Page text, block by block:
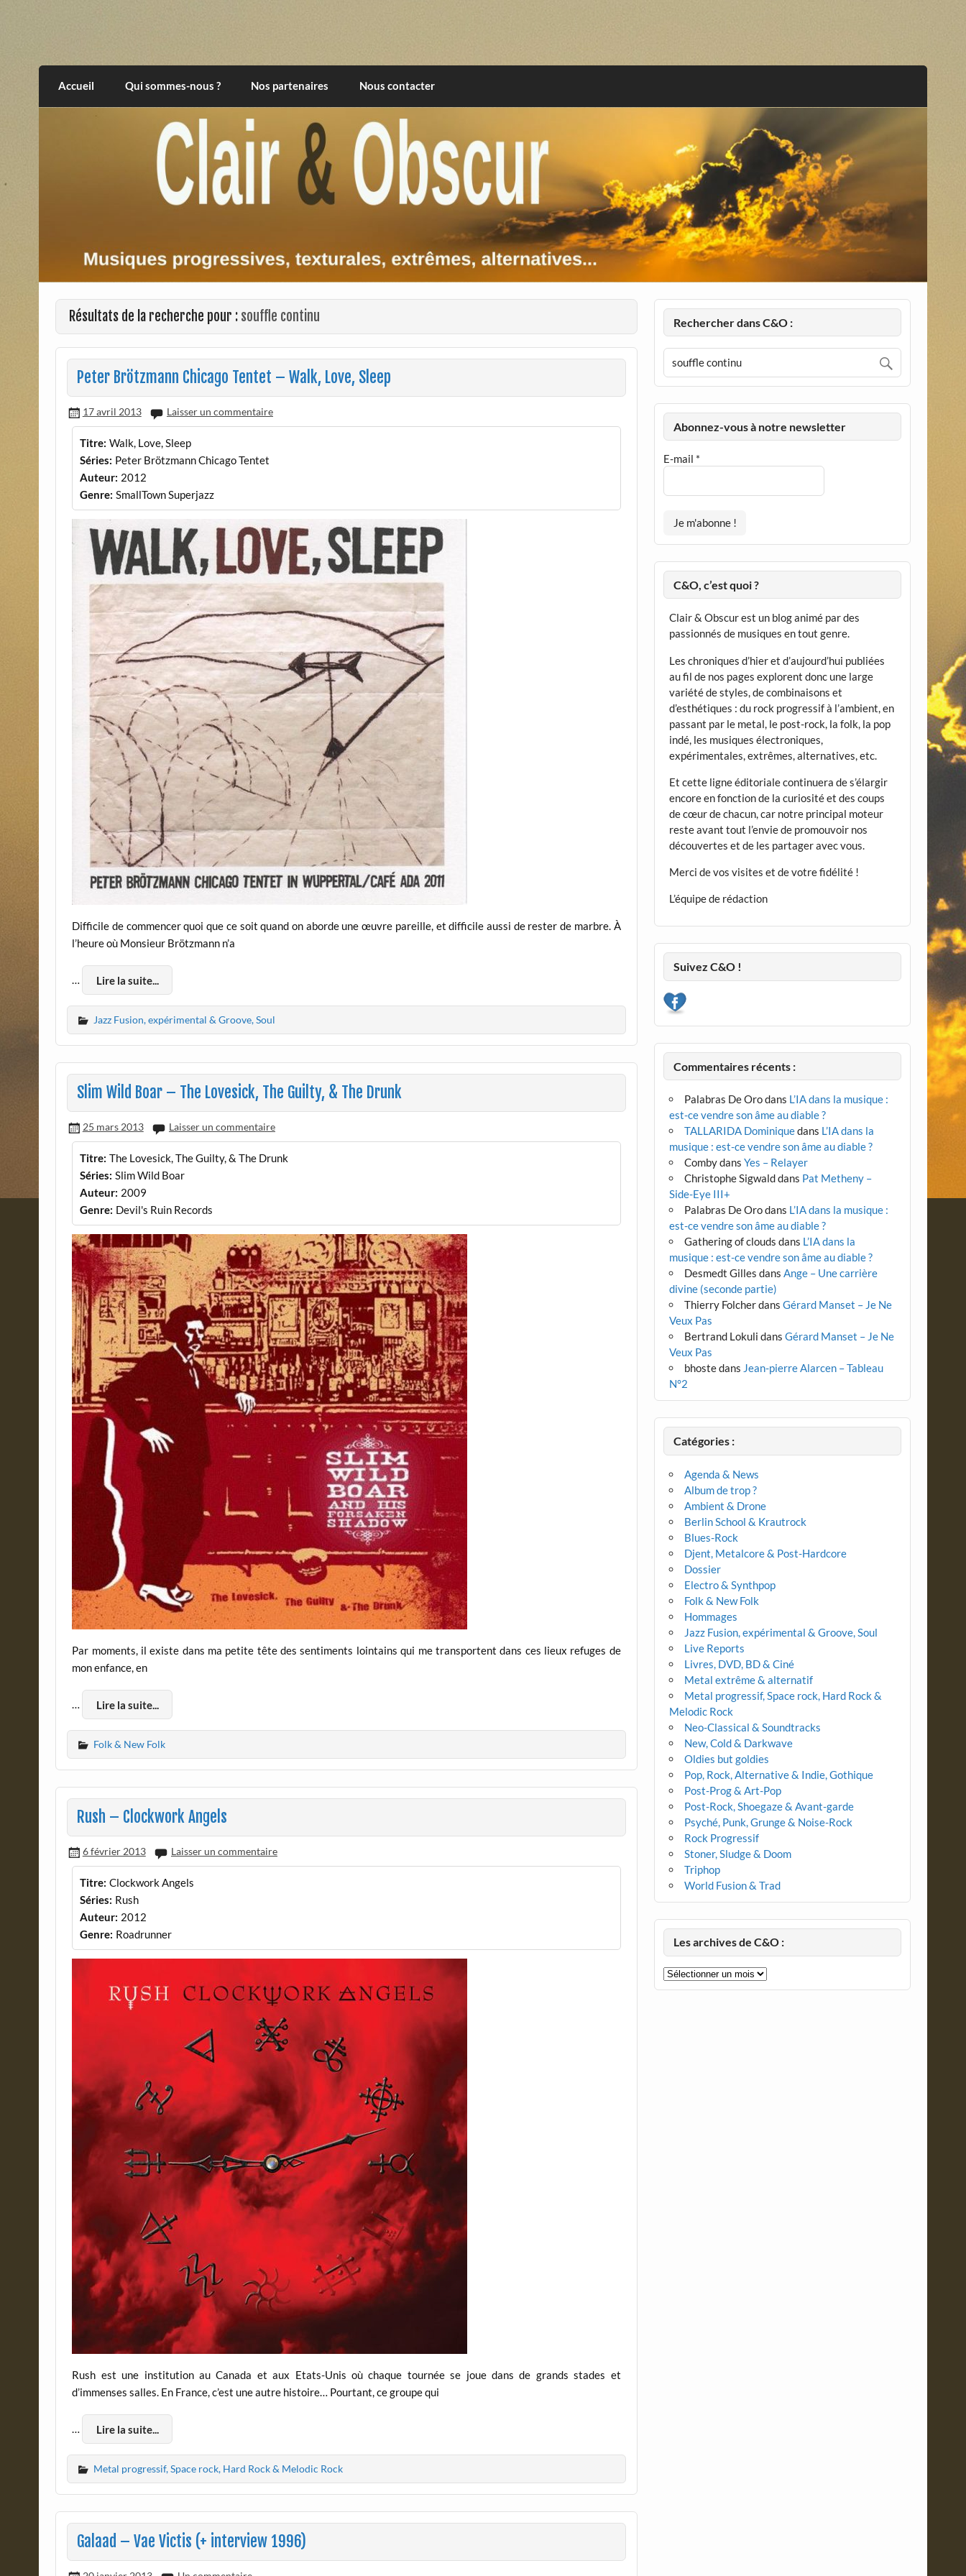
Clair et Obscur
Accueil Qui sommes-nous ? Nos partenaires Nous contacter
Résultats de la recherche pour : souffle continu
Peter Brötzmann Chicago Tentet – Walk, Love, Sleep
17 avril 2013 Laisser un commentaire
Titre: Walk, Love, Sleep
Séries: Peter Brötzmann Chicago Tentet
Auteur: 2012
Genre: SmallTown Superjazz
Difficile de commencer quoi que ce soit quand on aborde une œuvre pareille, et difficile aussi de rester de marbre. À
l’heure où Monsieur Brötzmann n’a
… Lire la suite...
Jazz Fusion, expérimental & Groove, Soul
Slim Wild Boar – The Lovesick, The Guilty, & The Drunk
25 mars 2013 Laisser un commentaire
Titre: The Lovesick, The Guilty, & The Drunk
Séries: Slim Wild Boar
Auteur: 2009
Genre: Devil's Ruin Records
Par moments, il existe dans ma petite tête des sentiments lointains qui me transportent dans ces lieux refuges de
mon enfance, en
… Lire la suite...
Folk & New Folk
Rush – Clockwork Angels
6 février 2013 Laisser un commentaire
Titre: Clockwork Angels
Séries: Rush
Auteur: 2012
Genre: Roadrunner
Rush est une institution au Canada et aux Etats-Unis où chaque tournée se joue dans de grands stades et
d’immenses salles. En France, c’est une autre histoire… Pourtant, ce groupe qui
… Lire la suite...
Metal progressif, Space rock, Hard Rock & Melodic Rock
Galaad – Vae Victis (+ interview 1996)
Rechercher dans C&O :
Abonnez-vous à notre newsletter
E-mail *
C&O, c’est quoi ?
Clair & Obscur est un blog animé par des
passionnés de musiques en tout genre.
Les chroniques d’hier et d’aujourd’hui publiées
au fil de nos pages explorent donc une large
variété de styles, de combinaisons et
d’esthétiques : du rock progressif à l’ambient, en
passant par le metal, le post-rock, la folk, la pop
indé, les musiques électroniques,
expérimentales, extrêmes, alternatives, etc.
Et cette ligne éditoriale continuera de s’élargir
encore en fonction de la curiosité et des coups
de cœur de chacun, car notre principal moteur
reste avant tout l’envie de promouvoir nos
découvertes et de les partager avec vous.
Merci de vos visites et de votre fidélité !
L’équipe de rédaction
Suivez C&O !
Commentaires récents :
Palabras De Orodans L’IA dans la musique :
est-ce vendre son âme au diable ?
TALLARIDA Dominiquedans L’IA dans la
musique : est-ce vendre son âme au diable ?
CombydansYes – Relayer
Christophe Sigwalddans Pat Metheny –
Side-Eye III+
Palabras De Orodans L’IA dans la musique :
est-ce vendre son âme au diable ?
Gathering of clouds dans L’IA dans la
musique : est-ce vendre son âme au diable ?
Desmedt Gilles dansAnge – Une carrière
divine (seconde partie)
Thierry FolcherdansGérard Manset – Je Ne
Veux Pas
Bertrand Lokuli dansGérard Manset – Je Ne
Veux Pas
bhostedans Jean-pierre Alarcen – Tableau
N°2
Catégories :
Agenda & News
Album de trop ?
Ambient & Drone
Berlin School & Krautrock
Blues-Rock
Djent, Metalcore & Post-Hardcore
Dossier
Electro & Synthpop
Folk & New Folk
Hommages
Jazz Fusion, expérimental & Groove, Soul
Live Reports
Livres, DVD, BD & Ciné
Metal extrême & alternatif
Metal progressif, Space rock, Hard Rock &
Melodic Rock
Neo-Classical & Soundtracks
New, Cold & Darkwave
Oldies but goldies
Pop, Rock, Alternative & Indie, Gothique
Post-Prog & Art-Pop
Post-Rock, Shoegaze & Avant-garde
Psyché, Punk, Grunge & Noise-Rock
Rock Progressif
Stoner, Sludge & Doom
Triphop
World Fusion & Trad
Les archives de C&O :
Les
archives
de